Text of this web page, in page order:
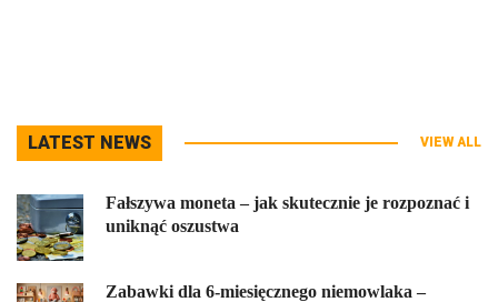
LATEST NEWS VIEW ALL
Fałszywa moneta – jak skutecznie je rozpoznać i
uniknąć oszustwa
Zabawki dla 6-miesięcznego niemowlaka –